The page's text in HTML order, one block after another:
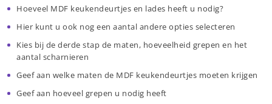
Hoeveel MDF keukendeurtjes en lades heeft u nodig?
Hier kunt u ook nog een aantal andere opties selecteren
Kies bij de derde stap de maten, hoeveelheid grepen en het
aantal scharnieren
Geef aan welke maten de MDF keukendeurtjes moeten krijgen
Geef aan hoeveel grepen u nodig heeft